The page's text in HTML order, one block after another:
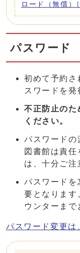
ロード（無償）
パスワード
初めて予約さ
スワードを発
不正防止のた
ください。
パスワードの
図書館は責
は、十分ご注
パスワードを
要となります
ウンターまで
パスワード変更は